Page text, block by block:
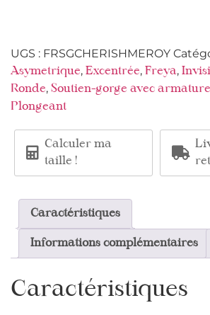
UGS : FRSGCHERISHMEROY
Asymetrique, Excentrée, Freya,
Ronde, Soutien-gorge avec
Plongeant
Calculer ma
taille !
Caractéristiques
Informations complémentaires
Caractéristiques